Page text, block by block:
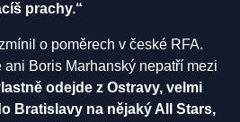
prachy.“
o poměrech v české RFA.
Boris Marhanský nepatří mezi
odejde z Ostravy, velmi
Bratislavy na nějaký All Stars,